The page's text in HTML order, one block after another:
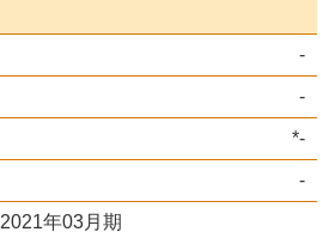
-
-
*-
-
2021年03月期